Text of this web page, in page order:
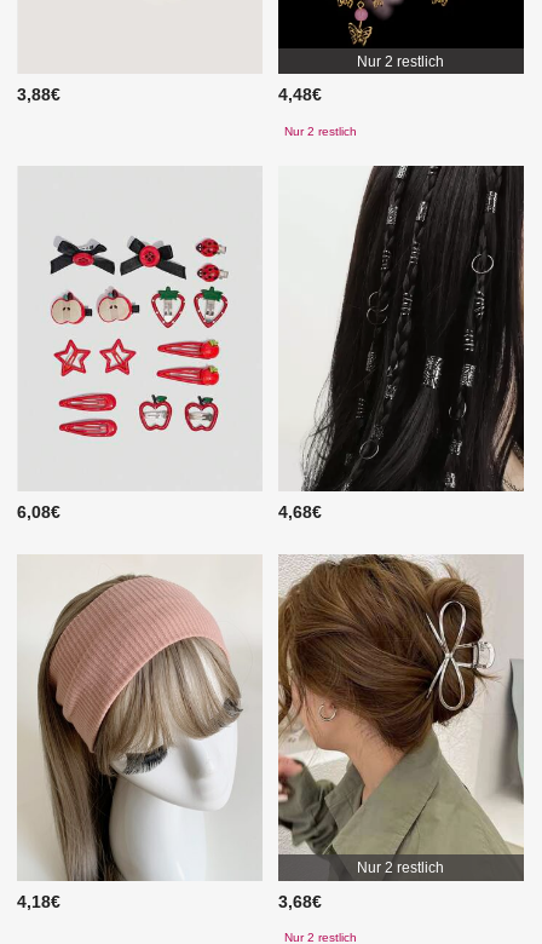
3,88€
Nur 2 restlich
4,48€
Nur 2 restlich
6,08€ 4,68€
4,18€
Nur 2 restlich
3,68€
Nur 2 restlich